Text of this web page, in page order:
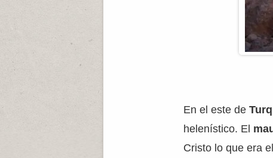
En el este de
helenístico. El
Cristo lo que era